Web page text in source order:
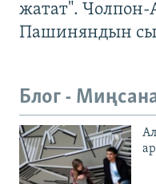
жатат". Чолпон-
Пашиняндын
Блог -